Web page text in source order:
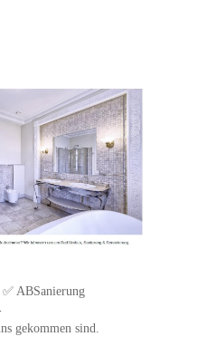
ABSanierung
gekommen sind.